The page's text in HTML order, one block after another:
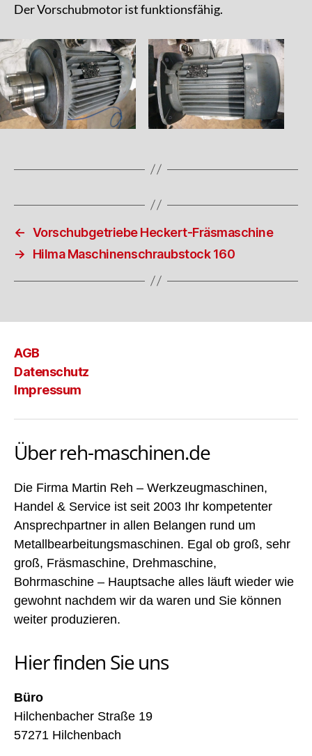
Der Vorschubmotor ist funktionsfähig.
← Vorschubgetriebe Heckert-Fräsmaschine
→
Hilma Maschinenschraubstock 160
AGB
Datenschutz
Impressum
Über reh-maschinen.de
Die Firma Martin Reh – Werkzeugmaschinen,
Handel & Service ist seit 2003 Ihr kompetenter
Ansprechpartner in allen Belangen rund um
Metallbearbeitungsmaschinen. Egal ob groß, sehr
groß, Fräsmaschine, Drehmaschine,
Bohrmaschine – Hauptsache alles läuft wieder wie
gewohnt nachdem wir da waren und Sie können
weiter produzieren.
Hier finden Sie uns
Büro
Hilchenbacher Straße 19
57271 Hilchenbach